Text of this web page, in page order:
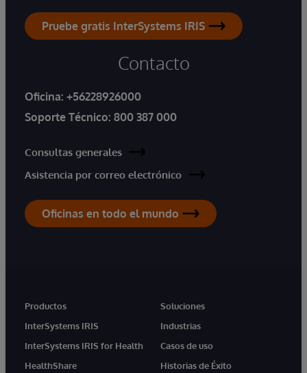
Pruebe gratis InterSystems IRIS
Contacto
Oficina: +56228926000
Soporte Técnico: 800 387 000
Consultas generales
Asistencia por correo electrónico
Oficinas en todo el mundo
Productos
InterSystems IRIS
InterSystems IRIS for Health
HealthShare
Soluciones
Industrias
Casos de uso
Historias de Éxito